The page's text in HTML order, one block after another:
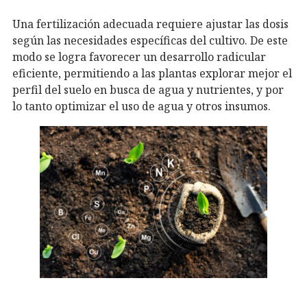
Una fertilización adecuada requiere ajustar las dosis
según las necesidades específicas del cultivo. De este
modo se logra favorecer un desarrollo radicular
eficiente, permitiendo a las plantas explorar mejor el
perfil del suelo en busca de agua y nutrientes, y por
lo tanto optimizar el uso de agua y otros insumos.